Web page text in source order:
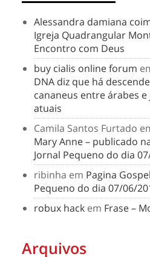
Alessandra damiana
Igreja Quadrangular
Encontro com Deus
buy cialis online forum
DNA diz que há
cananeus entre árabes e
atuais
Camila Santos Furtado
Mary Anne – publicado
Jornal Pequeno do dia
ribinha em Pagina
Pequeno do dia 07/06/
robux hack em Frase –
Arquivos